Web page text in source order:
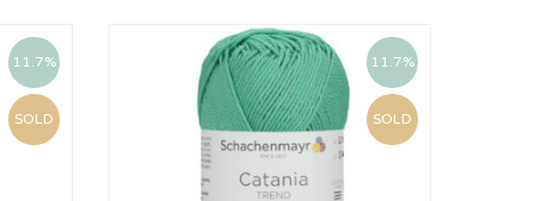
11.7%
SOLD
11.7%
SOLD